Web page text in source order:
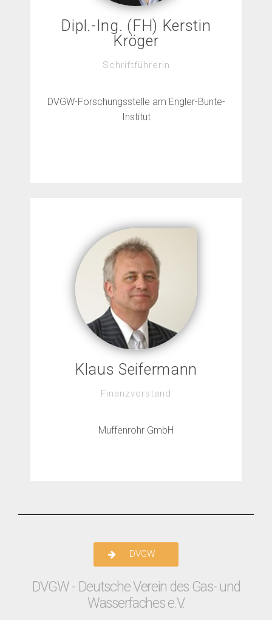
Dipl.-Ing. (FH) Kerstin
Kröger
Schriftführerin
DVGW-Forschungsstelle am Engler-Bunte-
Institut
Klaus Seifermann
Finanzvorstand
Muffenrohr GmbH
DVGW
DVGW - Deutsche Verein des Gas- und
Wasserfaches e.V.